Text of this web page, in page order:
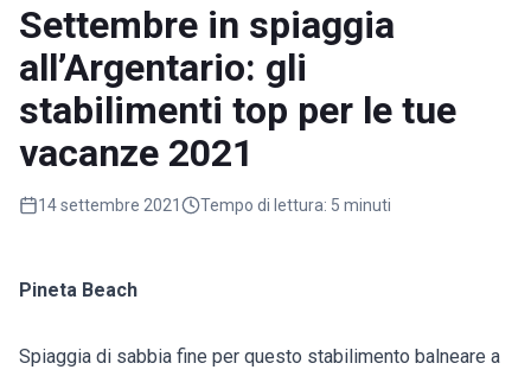
Settembre in spiaggia
all’Argentario: gli
stabilimenti top per le tue
vacanze 2021
14 settembre 2021 Tempo di lettura: 5 minuti
Pineta Beach
Spiaggia di sabbia fine per questo stabilimento balneare a